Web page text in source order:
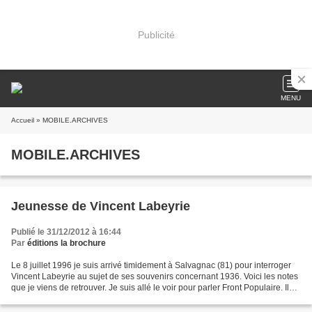
Publicité
MENU
Accueil » MOBILE.ARCHIVES
MOBILE.ARCHIVES
Jeunesse de Vincent Labeyrie
Publié le 31/12/2012 à 16:44
Par éditions la brochure
Le 8 juillet 1996 je suis arrivé timidement à Salvagnac (81) pour interroger
Vincent Labeyrie au sujet de ses souvenirs concernant 1936. Voici les notes
que je viens de retrouver. Je suis allé le voir pour parler Front Populaire. Il